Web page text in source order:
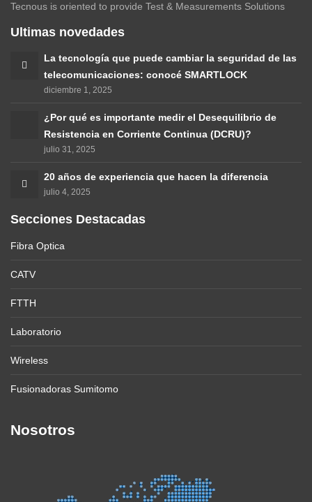
Tecnous is oriented to provide Test & Measurements Solutions
Ultimas novedades
La tecnología que puede cambiar la seguridad de las
telecomunicaciones: conocé SMARTLOCK
diciembre 1, 2025
¿Por qué es importante medir el Desequilibrio de
Resistencia en Corriente Continua (DCRU)?
julio 31, 2025
20 años de experiencia que hacen la diferencia
julio 4, 2025
Secciones Destacadas
Fibra Optica
CATV
FTTH
Laboratorio
Wireless
Fusionadoras Sumitomo
Nosotros